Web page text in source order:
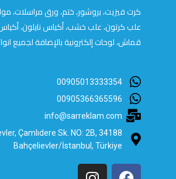
كرت فيزيت، بروشور، ختم، ورق مراسلات،
علب كرتون، علب خشب، أكياس نايلون،
قماش، لوحات إلكترونية بالإضافة لجميع
00905013333354
00905366365596
info@sarreklam.com
Çamlıdere Sk. NO: 2B, 34188
Bahçelievler/İstanbul, Türkiye